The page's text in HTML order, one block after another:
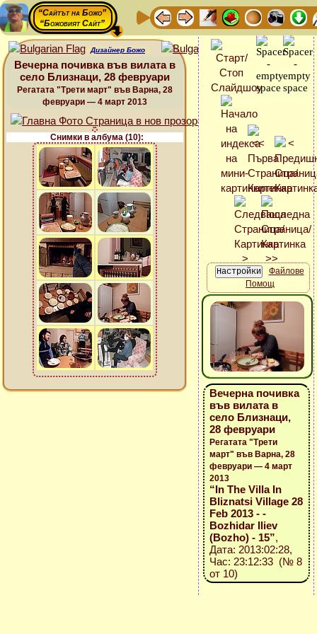
“Сайтът на Божо”
“Божовият Сайт”
Дизайнер Божо
Вечерна почивка във вилата в
село Близнаци, 28 февруари
Регатата "Трети март" във Варна, 28
февруари — 4 март 2013
Снимки в албума (10):
Файлове
Помощ
Вечерна почивка
във вилата в
село Близнаци,
28 февруари
Регатата "Трети
март" във Варна, 28
февруари — 4 март
2013
“In The Villa In
Bliznatsi Village 28
Feb 2013 - -
Bozhidar Iliev
(Bozho) - 15”,
Дата: 2013:02:28,
Час: 23:12:33 (№ 8
от 10)